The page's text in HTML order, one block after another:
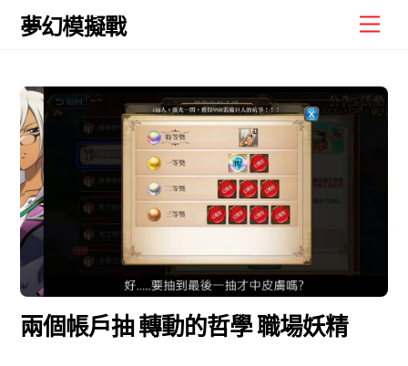
Skip
夢幻模擬戰
兩個帳戶抽 轉動的哲學 職場妖精